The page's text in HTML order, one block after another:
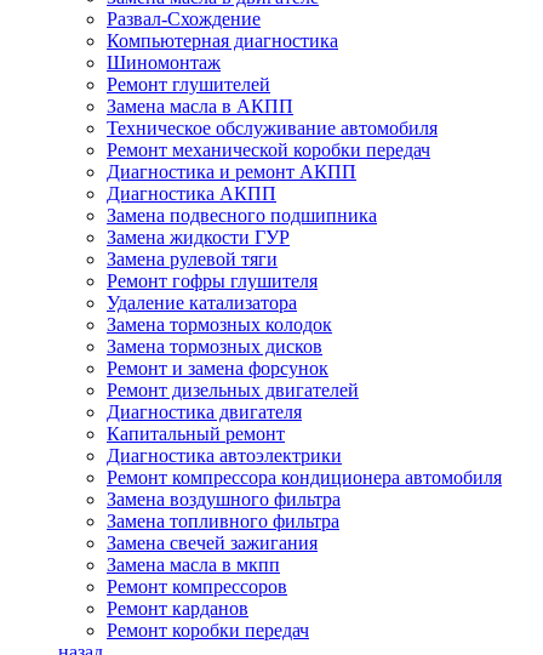
Развал-Схождение
Компьютерная диагностика
Шиномонтаж
Ремонт глушителей
Замена масла в АКПП
Техническое обслуживание автомобиля
Ремонт механической коробки передач
Диагностика и ремонт АКПП
Диагностика АКПП
Замена подвесного подшипника
Замена жидкости ГУР
Замена рулевой тяги
Ремонт гофры глушителя
Удаление катализатора
Замена тормозных колодок
Замена тормозных дисков
Ремонт и замена форсунок
Ремонт дизельных двигателей
Диагностика двигателя
Капитальный ремонт
Диагностика автоэлектрики
Ремонт компрессора кондиционера автомобиля
Замена воздушного фильтра
Замена топливного фильтра
Замена свечей зажигания
Замена масла в мкпп
Ремонт компрессоров
Ремонт карданов
Ремонт коробки передач